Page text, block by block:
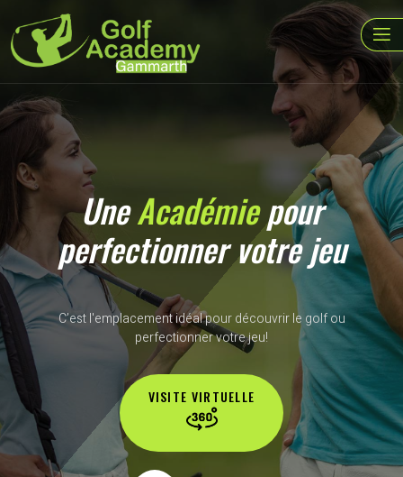
UneAcadémiepour
perfectionner votre jeu
C’est l'emplacement idéal pour découvrir le golf ou
perfectionner votre jeu!
VISITE VIRTUELLE